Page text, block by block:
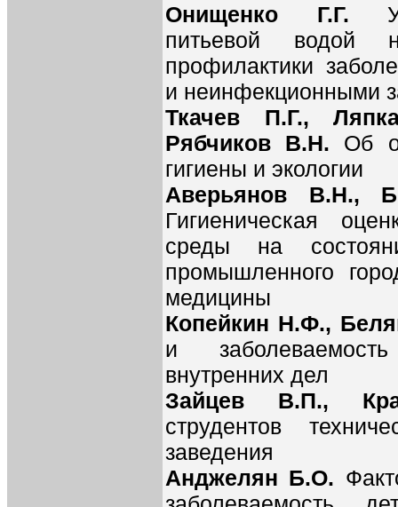
Онищенко Г.Г.
питьевой водой
профилактики
и неинфекционными
Ткачев П.Г.,
Рябчиков В.Н. Об
гигиены и экологии
Аверьянов В.Н.,
Гигиеническая
среды на
промышленного
медицины
Копейкин Н.Ф.,
и
внутренних дел
Зайцев В.П.,
струдентов
заведения
Анджелян Б.О.